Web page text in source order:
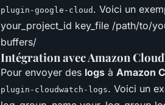
plugin-google-cloud . Voici un
your_project_id key_file /path/to/
buffers/
Intégration avec Amazon
Pour envoyer des logs à Amazon
plugin-cloudwatch-logs. Voici un